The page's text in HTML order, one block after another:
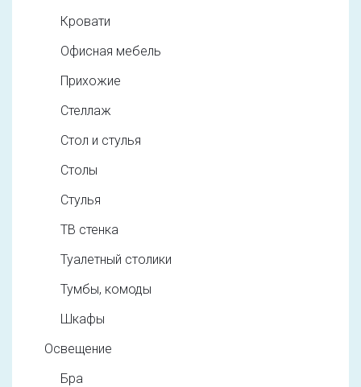
Кровати
Офисная мебель
Прихожие
Стеллаж
Стол и стулья
Столы
Стулья
ТВ стенка
Туалетный столики
Тумбы, комоды
Шкафы
Освещение
Бра